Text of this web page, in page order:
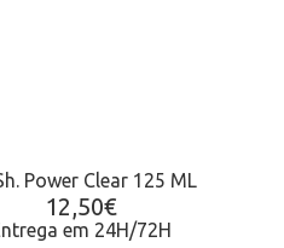
Power Clear 125 ML
12,50€
em 24H/72H